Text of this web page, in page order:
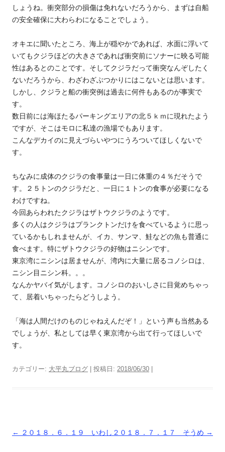
しょうね。衝突部分の損傷は免れないだろうから、まずは自船
の安全確保に大わらわになることでしょう。
オキエに聞いたところ、海上が穏やかであれば、水面に浮いて
いてもクジラほどの大きさであれば衝突前にソナーに映る可能
性はあるとのことです。そしてクジラだって衝突なんぞしたく
ないだろうから、わざわざぶつかりにはこないとは思います。
しかし、クジラと船の衝突例は過去に何件もあるのが事実で
す。
数日前には海ほたるパーキングエリアの北５ｋｍに現れたよう
ですが、そこはモロに私達の漁場でもあります。
こんなデカイのに見えづらいやつにうろついてほしくないで
す。
ちなみに成体のクジラの食事量は一日に体重の４％だそうで
す。２５トンのクジラだと、一日に１トンの食事が必要になる
わけですね。
今回あらわれたクジラはザトウクジラのようです。
多くの人はクジラはプランクトンだけを食べているように思っ
ているかもしれませんが、イカ、サンマ、鮭などの魚も普通に
食べます。特にザトウクジラの好物はニシンです。
東京湾にニシンは居ませんが、湾内に大量に居るコノシロは、
ニシン目ニシン科。。。
なんかヤバイ気がします。コノシロのおいしさに目覚めちゃっ
て、居着いちゃったらどうしよう。
「海は人間だけのものじゃねえんだぞ！」という声も当然ある
でしょうが、私としては早く東京湾から出て行ってほしいで
す。
カテゴリー: 大平丸ブログ | 投稿日: 2018/06/30
投
← ２０１８．６．１９ いわし ２０１８．７．１７ そうめ →